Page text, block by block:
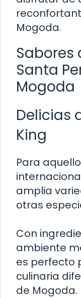
Mogoda.
Sabores
Santa
Mogoda
Delicias
King
Para
amplia
otras
Con
ambiente
es perfecto
culinaria
de Mogoda.